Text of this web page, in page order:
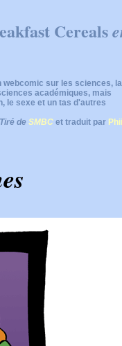
Cereals
webcomic sur les sciences, la
académiques, mais
le sexe et un tas d'autres
Tiré de SMBC et traduit par